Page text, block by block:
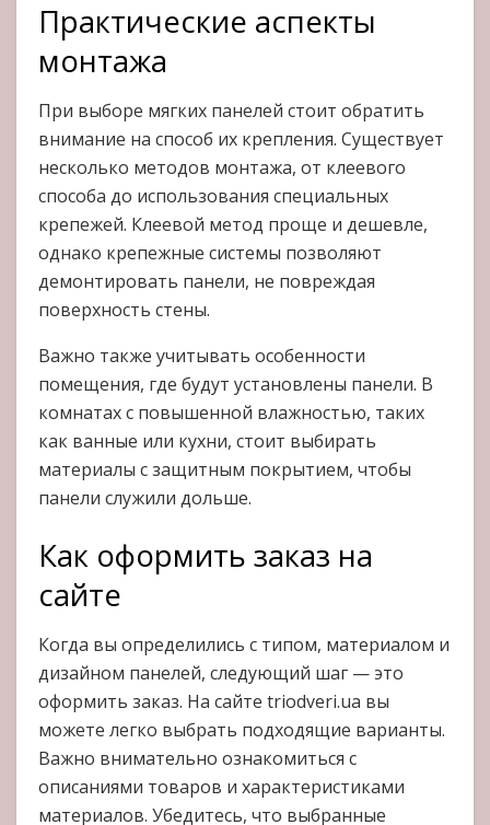
Практические аспекты
монтажа
При выборе мягких панелей стоит обратить
внимание на способ их крепления. Существует
несколько методов монтажа, от клеевого
способа до использования специальных
крепежей. Клеевой метод проще и дешевле,
однако крепежные системы позволяют
демонтировать панели, не повреждая
поверхность стены.
Важно также учитывать особенности
помещения, где будут установлены панели. В
комнатах с повышенной влажностью, таких
как ванные или кухни, стоит выбирать
материалы с защитным покрытием, чтобы
панели служили дольше.
Как оформить заказ на
сайте
Когда вы определились с типом, материалом и
дизайном панелей, следующий шаг — это
оформить заказ. На сайте triodveri.ua вы
можете легко выбрать подходящие варианты.
Важно внимательно ознакомиться с
описаниями товаров и характеристиками
материалов. Убедитесь, что выбранные